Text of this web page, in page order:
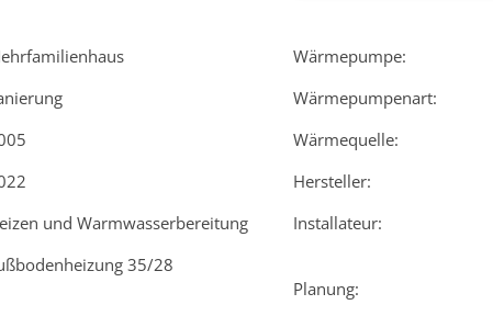
und Warmwasserbereitung
35/28
Wärmepumpe:
Wärmepumpenart:
Wärmequelle:
Hersteller:
Installateur:
Planung: